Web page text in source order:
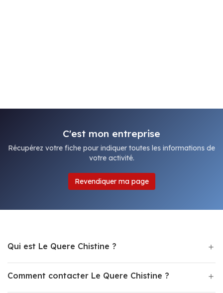
C'est mon entreprise
Récupérez votre fiche pour indiquer toutes les informations de
votre activité.
Revendiquer ma page
Qui est Le Quere Chistine ?
Comment contacter Le Quere Chistine ?